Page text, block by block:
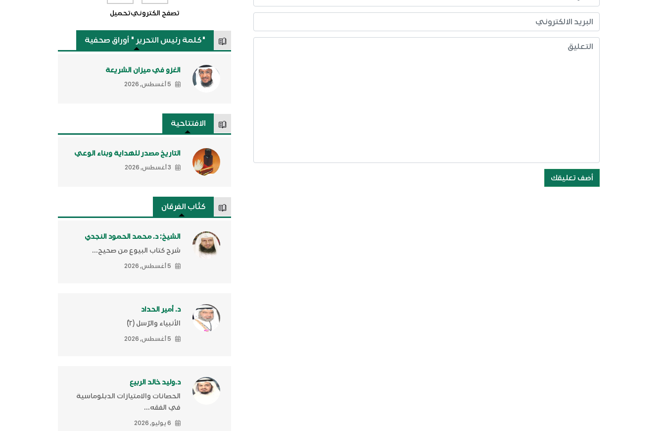
أضف تعليقك
تصفح الكترونيتحميل
"كلمة رئيس التحرير " أوراق صحفية
الغزو في ميزان الشريعة
5 أغسطس, 2026
الافتتاحية
التاريخ مصدر للهداية وبناء الوعي
3 أغسطس, 2026
كتَّاب الفرقان
الشيخ: د. محمد الحمود النجدي
شرح كتاب البيوع من صحيح...
5 أغسطس, 2026
د. أمير الحداد
الأنبياء والرّسل (٢)ّ
5 أغسطس, 2026
د.وليد خالد الربيع
الحصانات والامتيازات الدبلوماسية
في الفقه...
6 يوليو, 2026